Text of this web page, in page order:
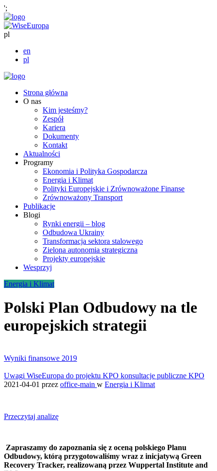
';
pl
en
pl
Strona główna
O nas
Kim jesteśmy?
Zespół
Kariera
Dokumenty
Kontakt
Aktualności
Programy
Ekonomia i Polityka Gospodarcza
Energia i Klimat
Polityki Europejskie i Zrównoważone Finanse
Zrównoważony Transport
Publikacje
Blogi
Rynki energii – blog
Odbudowa Ukrainy
Transformacja sektora stalowego
Zielona autonomia strategiczna
Projekty europejskie
Wesprzyj
Energia i Klimat
Polski Plan Odbudowy na tle
europejskich strategii
Wyniki finansowe 2019
Uwagi WiseEuropa do projektu KPO konsultacje publiczne KPO
2021-04-01 przez office-main w Energia i Klimat
Przeczytaj analizę
Zapraszamy do zapoznania się z oceną polskiego Planu
Odbudowy, którą przygotowaliśmy wraz z inicjatywą Green
Recovery Tracker, realizowaną przez Wuppertal Institute and